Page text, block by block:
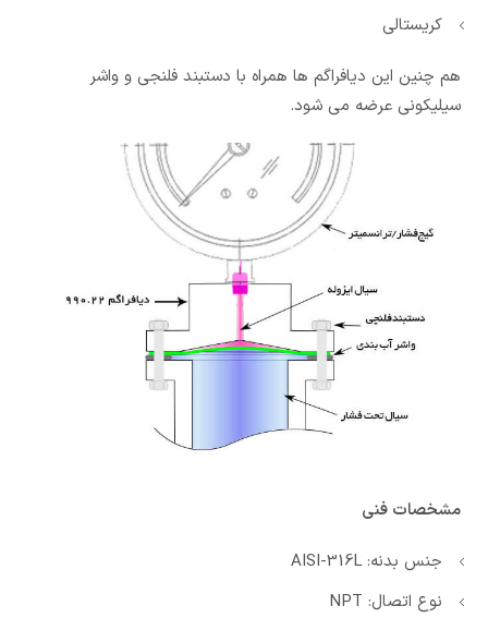
کریستالی
هم چنین این دیافراگم ها همراه با دستبند فلنجی و واشر
سیلیکونی عرضه می شود.
مشخصات فنی
جنس بدنه: AISI-316L
نوع اتصال: NPT